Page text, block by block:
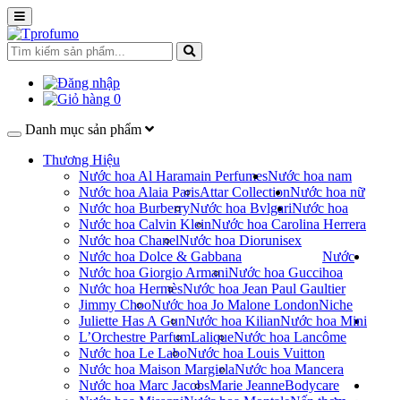
0
Danh mục sản phẩm
Thương Hiệu
Nước hoa Al Haramain Perfumes
Nước hoa Alaia ParisAttar Collection
Nước hoa BurberryNước hoa Bvlgari
Nước hoa Calvin KleinNước hoa Carolina Herrera
Nước hoa ChanelNước hoa Dior
Nước hoa Dolce & Gabbana
Nước hoa Giorgio ArmaniNước hoa Gucci
Nước hoa HermèsNước hoa Jean Paul Gaultier
Jimmy ChooNước hoa Jo Malone London
Juliette Has A GunNước hoa Kilian
L’Orchestre ParfumLaliqueNước hoa Lancôme
Nước hoa Le LaboNước hoa Louis Vuitton
Nước hoa Maison MargielaNước hoa Mancera
Nước hoa Marc JacobsMarie Jeanne
Nước hoa nam
Nước hoa nữ
Nước hoa
unisex
Nước
hoa
Niche
Nước hoa Mini
Bodycare